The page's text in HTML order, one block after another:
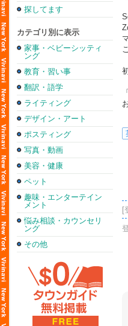
探してます
カテゴリ別に表示
家事・ベビーシッティ
ング
教育・習い事
翻訳・語学
ライティング
デザイン・アート
ポスティング
写真・動画
美容・健康
ペット
趣味・エンターテイン
メント
悩み相談・カウンセリ
ング
その他
[